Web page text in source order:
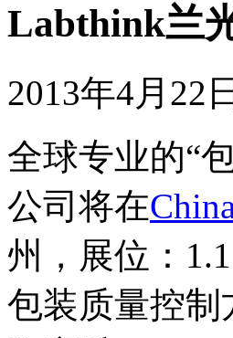
Labthink兰
2013年4月22日
全球专业的“
公司将在
州，展位：
包装质量控